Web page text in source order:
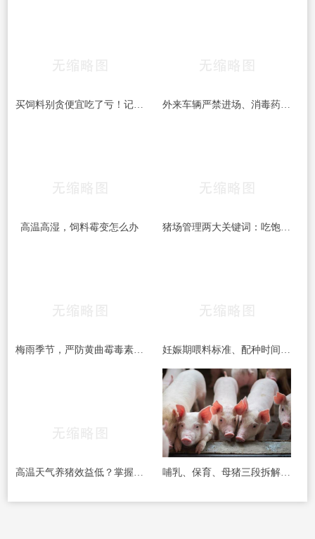
买饲料别贪便宜吃了亏！记住这四点，避开“三无”坑货 外来车辆严禁进场、消毒药品每周更换：中小猪场这些防疫红线，一条都不能破
高温高湿，饲料霉变怎么办 猪场管理两大关键词：吃饱和干燥，做到位了效益差不少
梅雨季节，严防黄曲霉毒素的危害！！！
哺乳、保育、母猪三段拆解：真正的猪群健康管理，从来不是靠药堆出来的